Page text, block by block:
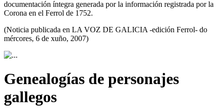
documentación íntegra generada por la información registrada por la
Corona en el Ferrol de 1752.
(Noticia publicada en LA VOZ DE GALICIA -edición Ferrol- do
mércores, 6 de xuño, 2007)
Genealogías de personajes
gallegos